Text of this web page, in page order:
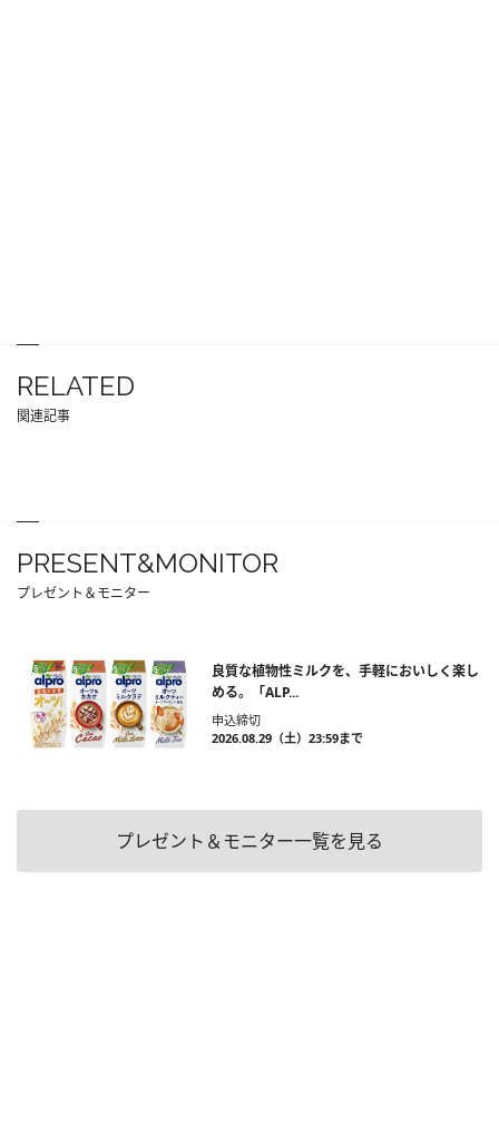
RELATED
関連記事
PRESENT&MONITOR
プレゼント＆モニター
良質な植物性ミルクを、手軽においしく楽し
める。「ALP...
申込締切
2026.08.29（土）23:59まで
プレゼント＆モニター一覧を見る